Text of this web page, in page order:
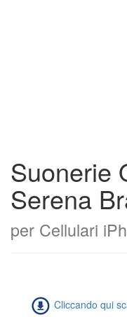
Suonerie
Serena
per Cellulari
Cliccando qui